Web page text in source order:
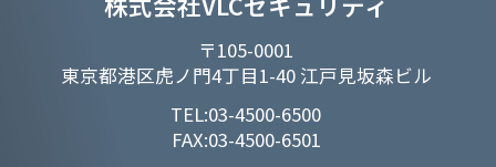
〒105-0001
東京都港区虎ノ門4丁目1-40 江戸見坂森ビル
TEL:03-4500-6500
FAX:03-4500-6501